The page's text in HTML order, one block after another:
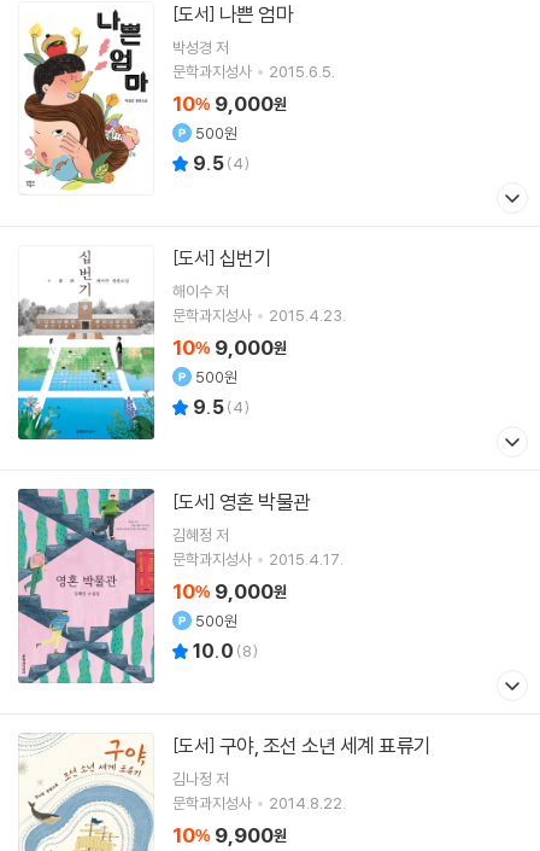
[도서] 나쁜 엄마
박성경 저
문학과지성사
2015.6.5.
10% 9,000원
500원
9.5(4)
[도서] 십번기
해이수저
문학과지성사
2015.4.23.
10% 9,000원
500원
9.5(4)
[도서] 영혼 박물관
김혜정 저
문학과지성사
2015.4.17.
10% 9,000원
500원
10.0 (8)
[도서] 구야, 조선 소년 세계 표류기
김나정 저
문학과지성사
2014.8.22.
10% 9,900원